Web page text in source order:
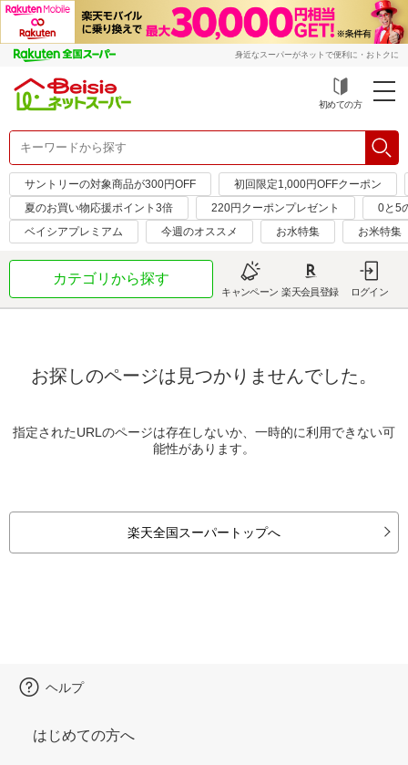
身近なスーパーがネットで便利に・おトクに
初めての方
サントリーの対象商品が300円OFF
初回限定1,000円OFFクーポン
夏のお買い物応援ポイント3倍
220円クーポンプレゼント
0と5
ベイシアプレミアム
今週のオススメ お水特集 お米特集
カテゴリから探す
キャンペーン 楽天会員登録 ログイン
お探しのページは見つかりませんでした。
指定されたURLのページは存在しないか、一時的に利用できない可
能性があります。
楽天全国スーパートップへ
ヘルプ
はじめての方へ